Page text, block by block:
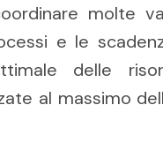
molte
e le
delle
al massimo